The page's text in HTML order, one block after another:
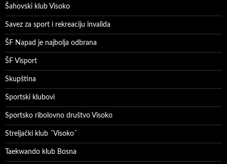
Šahovski klub Visoko
Savez za sport i rekreaciju invalida
ŠF Napad je najbolja odbrana
ŠF Visport
Skupština
Sportski klubovi
Sportsko ribolovno društvo Visoko
Streljački klub ˝Visoko˝
Taekwando klub Bosna